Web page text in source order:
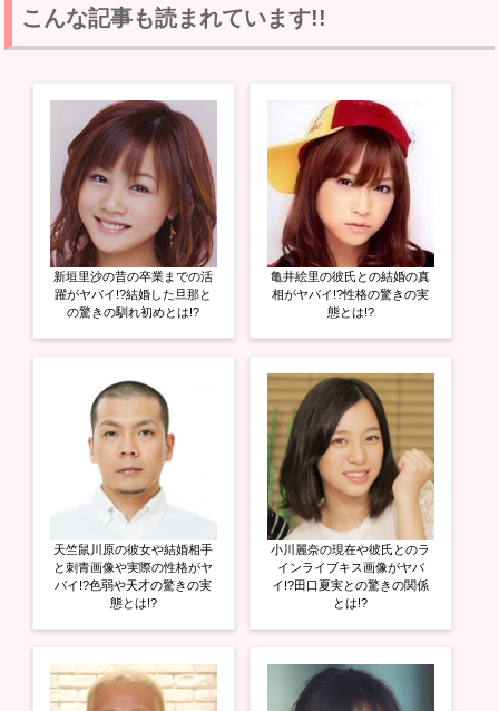
て
T
w
i
有
新
し
い
ウ
ィ
ン
ド
ウ
で
開
き
ま
す
o
o
k
で
る
に
は
ク
リ
ッ
ク
し
て
く
さ
い
(
新
し
い
ウ
ウ
で
開
き
ま
す
て
G
o
o
+
で
共
有
(
新
し
い
ウ
ィ
ン
ド
ウ
で
開
き
ま
す
こんな記事も読まれています!!
新垣里沙の昔の卒業までの活
躍がヤバイ!?結婚した旦那と
の驚きの馴れ初めとは!?
天竺鼠川原の彼女や結婚相手
と刺青画像や実際の性格がヤ
バイ!?色弱や天才の驚きの実
態とは!?
亀井絵里の彼氏との結婚の真
相がヤバイ!?性格の驚きの実
態とは!?
小川麗奈の現在や彼氏とのラ
インライブキス画像がヤバ
イ!?田口夏実との驚きの関係
とは!?